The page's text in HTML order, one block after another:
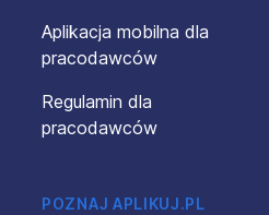
Aplikacja mobilna dla
pracodawców
Regulamin dla
pracodawców
POZNAJ APLIKUJ.PL